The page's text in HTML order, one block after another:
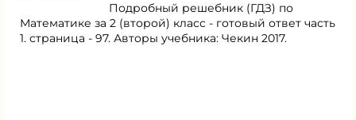
Подробный решебник (ГДЗ) по
Математике за 2 (второй) класс - готовый ответ часть
1. страница - 97. Авторы учебника: Чекин 2017.